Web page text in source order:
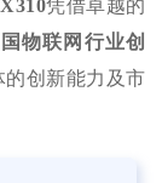
凭借卓越的
物联网行业创
的创新能力及市